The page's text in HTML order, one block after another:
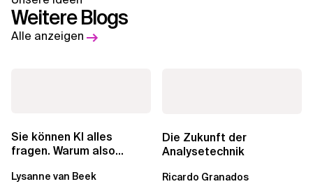
Weitere Blogs
Alle anzeigen
Sie können KI alles
fragen. Warum also
noch?
Lysanne van Beek
Die Zukunft der
Analysetechnik
Ricardo Granados